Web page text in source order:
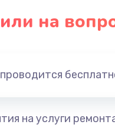
на
на услуги